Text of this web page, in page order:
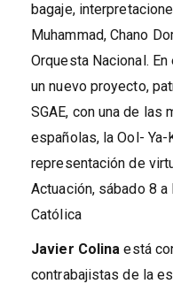
bagaje,
Muhammad, Chano
Orquesta Nacional.
un nuevo proyecto,
SGAE, con una de las
españolas, la Ool-
representación de
Actuación, sábado 8
Católica
Javier Colinaestá
contrabajistas de la